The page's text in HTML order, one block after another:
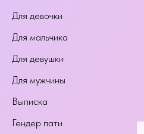
Для девочки
Для мальчика
Для девушки
Для мужчины
Выписка
Гендер пати